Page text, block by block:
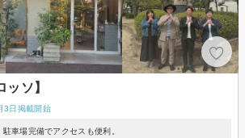
ソ】
3日掲載開始
車場完備でアクセスも便利。